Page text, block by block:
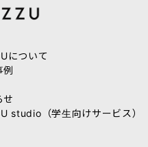
について
例
せ
studio（学生向けサービス）